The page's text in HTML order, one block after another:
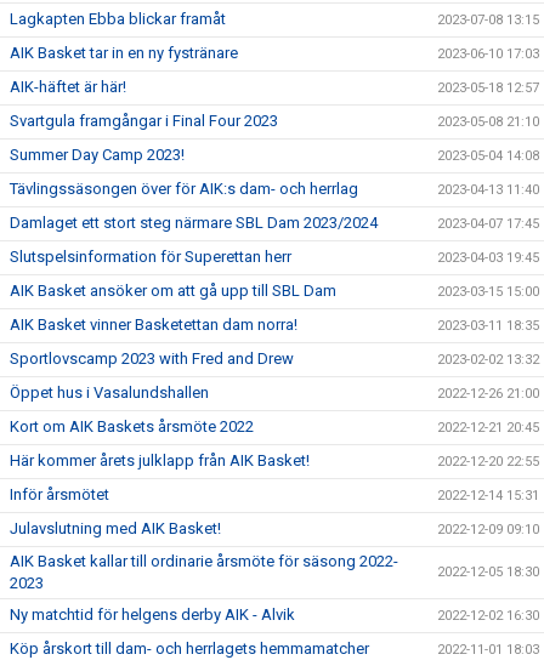
Lagkapten Ebba blickar framåt 2023-07-08 13:15
AIK Basket tar in en ny fystränare 2023-06-10 17:03
AIK-häftet är här! 2023-05-18 12:57
Svartgula framgångar i Final Four 2023 2023-05-08 21:10
Summer Day Camp 2023! 2023-05-04 14:08
Tävlingssäsongen över för AIK:s dam- och herrlag 2023-04-13 11:40
Damlaget ett stort steg närmare SBL Dam 2023/2024 2023-04-07 17:45
Slutspelsinformation för Superettan herr 2023-04-03 19:45
AIK Basket ansöker om att gå upp till SBL Dam 2023-03-15 15:00
AIK Basket vinner Basketettan dam norra! 2023-03-11 18:35
Sportlovscamp 2023 with Fred and Drew 2023-02-02 13:32
Öppet hus i Vasalundshallen 2022-12-26 21:00
Kort om AIK Baskets årsmöte 2022 2022-12-21 20:45
Här kommer årets julklapp från AIK Basket! 2022-12-20 22:55
Inför årsmötet 2022-12-14 15:31
Julavslutning med AIK Basket! 2022-12-09 09:10
AIK Basket kallar till ordinarie årsmöte för säsong 2022-
2023
2022-12-05 18:30
Ny matchtid för helgens derby AIK - Alvik 2022-12-02 16:30
Köp årskort till dam- och herrlagets hemmamatcher 2022-11-01 18:03